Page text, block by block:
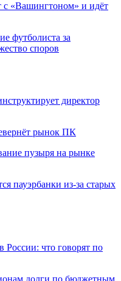
с «Вашингтоном» и идёт
футболиста за
споров
директор
рынок ПК
пузыря на рынке
пауэрбанки из-за старых
что говорят по
долги по бюджетным